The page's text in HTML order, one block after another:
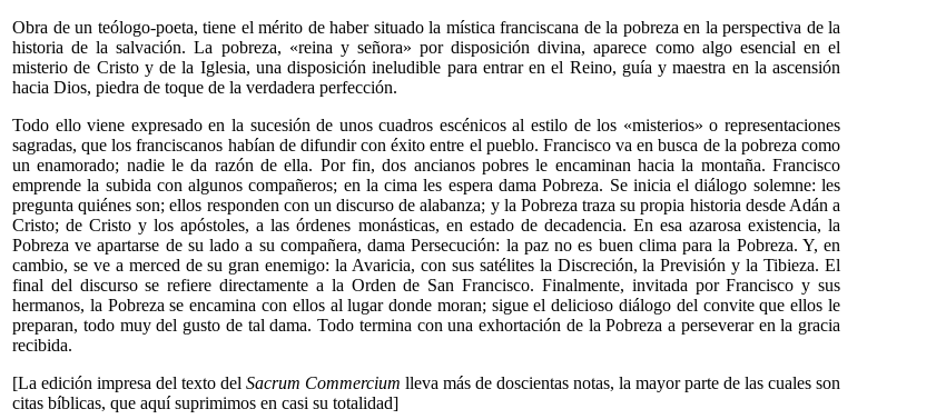
Obra de un teólogo-poeta, tiene el mérito de haber situado la mística franciscana de la pobreza en la perspectiva de la
historia de la salvación. La pobreza, «reina y señora» por disposición divina, aparece como algo esencial en el
misterio de Cristo y de la Iglesia, una disposición ineludible para entrar en el Reino, guía y maestra en la ascensión
hacia Dios, piedra de toque de la verdadera perfección.
Todo ello viene expresado en la sucesión de unos cuadros escénicos al estilo de los «misterios» o representaciones
sagradas, que los franciscanos habían de difundir con éxito entre el pueblo. Francisco va en busca de la pobreza como
un enamorado; nadie le da razón de ella. Por fin, dos ancianos pobres le encaminan hacia la montaña. Francisco
emprende la subida con algunos compañeros; en la cima les espera dama Pobreza. Se inicia el diálogo solemne: les
pregunta quiénes son; ellos responden con un discurso de alabanza; y la Pobreza traza su propia historia desde Adán a
Cristo; de Cristo y los apóstoles, a las órdenes monásticas, en estado de decadencia. En esa azarosa existencia, la
Pobreza ve apartarse de su lado a su compañera, dama Persecución: la paz no es buen clima para la Pobreza. Y, en
cambio, se ve a merced de su gran enemigo: la Avaricia, con sus satélites la Discreción, la Previsión y la Tibieza. El
final del discurso se refiere directamente a la Orden de San Francisco. Finalmente, invitada por Francisco y sus
hermanos, la Pobreza se encamina con ellos al lugar donde moran; sigue el delicioso diálogo del convite que ellos le
preparan, todo muy del gusto de tal dama. Todo termina con una exhortación de la Pobreza a perseverar en la gracia
recibida.
[La edición impresa del texto del Sacrum Commercium lleva más de doscientas notas, la mayor parte de las cuales son
citas bíblicas, que aquí suprimimos en casi su totalidad]